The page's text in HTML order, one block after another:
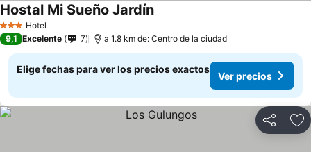
3 Estrellas
Hotel
Hostal Mi Sueño Jardín
9,1 Excelente 7 a 1.8 km de: Centro de la ciudad
Elige fechas para ver los precios exactos
Ver precios
Compartir